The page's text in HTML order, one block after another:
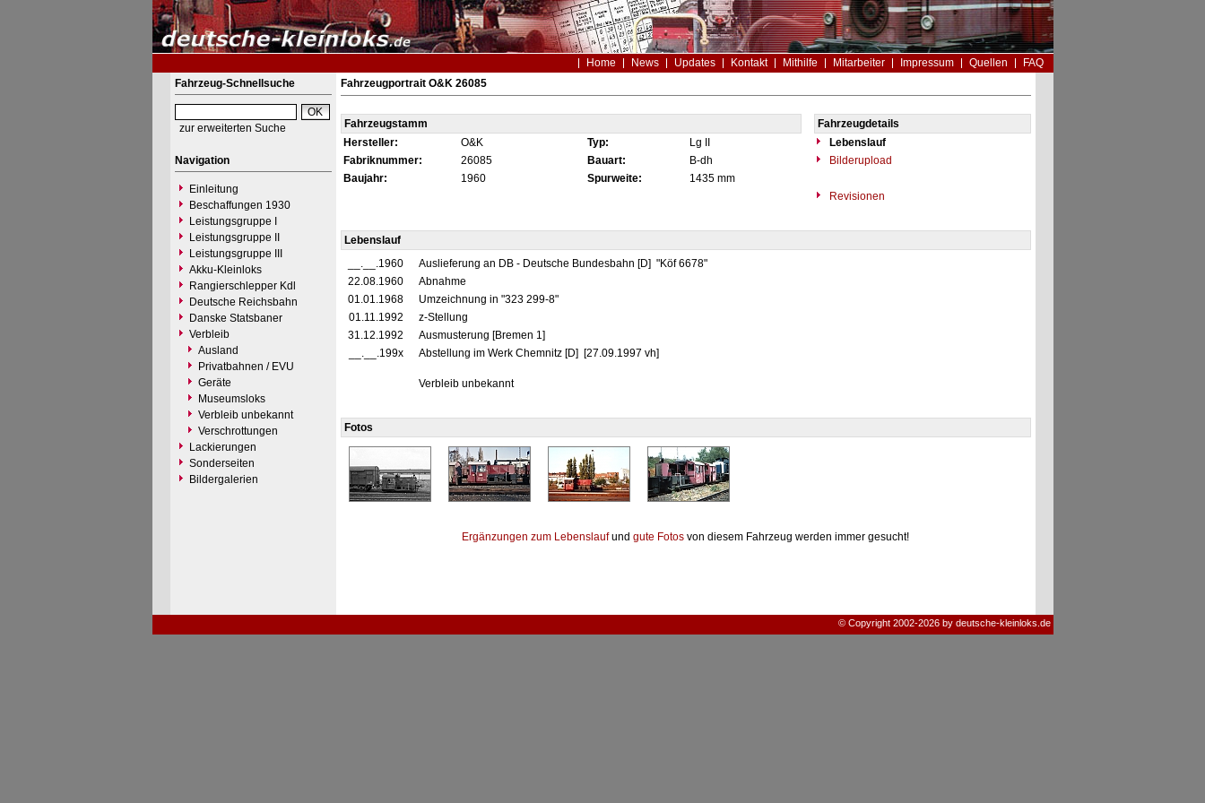
Home News Updates Kontakt Mithilfe Mitarbeiter Impressum Quellen
FAQ
Fahrzeug-Schnellsuche
zur erweiterten Suche
Navigation
Einleitung
Beschaffungen 1930
Leistungsgruppe I
Leistungsgruppe II
Leistungsgruppe III
Akku-Kleinloks
Rangierschlepper Kdl
Deutsche Reichsbahn
Danske Statsbaner
Verbleib
Ausland
Privatbahnen / EVU
Geräte
Museumsloks
Verbleib unbekannt
Verschrottungen
Lackierungen
Sonderseiten
Bildergalerien
Fahrzeugportrait O&K 26085
Fahrzeugstamm
Fahrzeugdetails
Hersteller:
O&K Typ: Lg II
Lebenslauf
Fabriknummer:
26085 Bauart: B-dh
Bilderupload
Baujahr:
1960 Spurweite:
1435 mm
Revisionen
Lebenslauf
__.__.1960
Auslieferung an DB - Deutsche Bundesbahn [D] "Köf 6678"
22.08.1960
Abnahme
01.01.1968
Umzeichnung in "323 299-8"
01.11.1992
z-Stellung
31.12.1992
Ausmusterung [Bremen 1]
__.__.199x
Abstellung im Werk Chemnitz [D] [27.09.1997 vh]
Verbleib unbekannt
Fotos
Ergänzungen zum Lebenslaufund gute Fotos von diesem Fahrzeug werden immer gesucht!
© Copyright 2002-2026 by deutsche-kleinloks.de